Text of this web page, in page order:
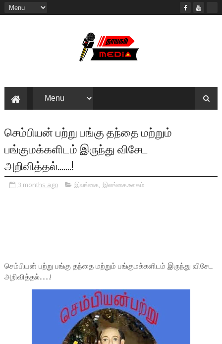
செம்பியன் பற்று பங்கு தந்தை மற்றும்
பங்குமக்களிடம் இருந்து விசேட
அறிவித்தல்.......!
3 months ago இலங்கை, இலங்கை.உலகம்
செம்பியன் பற்று பங்கு தந்தை மற்றும் பங்குமக்களிடம் இருந்து விசேட
அறிவித்தல்.......!